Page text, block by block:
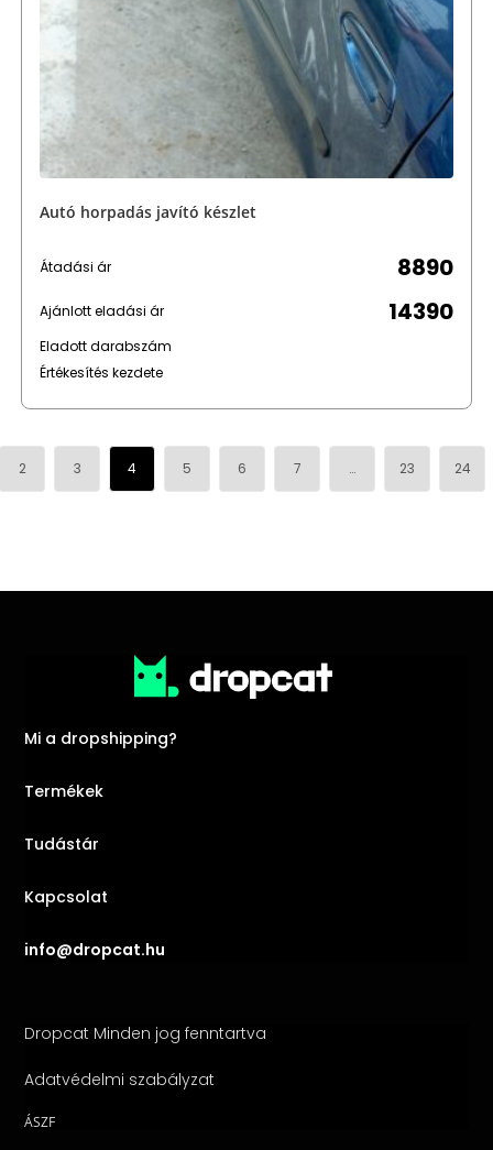
Autó horpadás javító készlet
Átadási ár 8890
Ajánlott eladási ár 14390
Eladott darabszám
Értékesítés kezdete
2 3 4 5 6 7 … 23 24
Mi a dropshipping?
Termékek
Tudástár
Kapcsolat
info@dropcat.hu
Dropcat Minden jog fenntartva
Adatvédelmi szabályzat
ÁSZF